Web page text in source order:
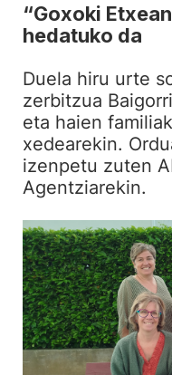
“Goxoki
hedatuko da
Duela hiru urte
zerbitzua
eta haien
xedearekin.
izenpetu zuten
Agentziarekin.